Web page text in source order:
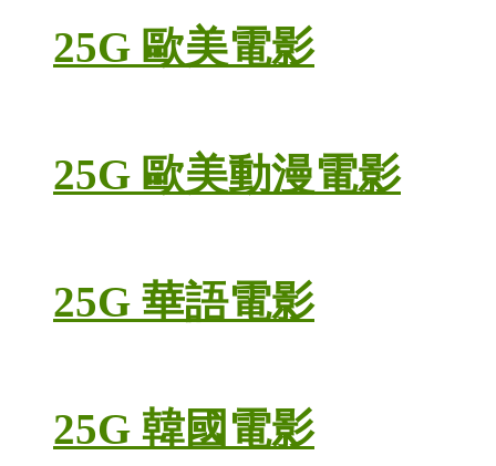
25G 歐美電影
25G 歐美動漫電影
25G 華語電影
25G 韓國電影